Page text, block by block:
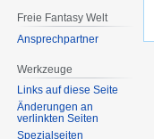
Freie Fantasy Welt
Ansprechpartner
Werkzeuge
Links auf diese Seite
Änderungen an
verlinkten Seiten
Spezialseiten